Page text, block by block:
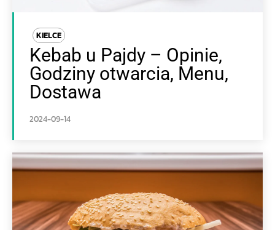
KIELCE
Kebab u Pajdy – Opinie,
Godziny otwarcia, Menu,
Dostawa
2024-09-14